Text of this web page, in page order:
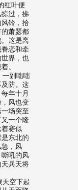
红叶便
过，拂
铃，拾
萧瑟都
这是离
恋和牵
界，也
。
副咄咄
防。这
年十月
风也变
场突至
一个隆
赛似
东北的
，风
吼的风
兵天将
空下起